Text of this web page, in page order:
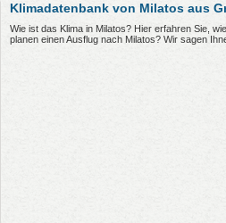
Klimadatenbank von Milatos aus
Wie ist das Klima in Milatos? Hier erfahren Sie,
planen einen Ausflug nach Milatos? Wir sagen